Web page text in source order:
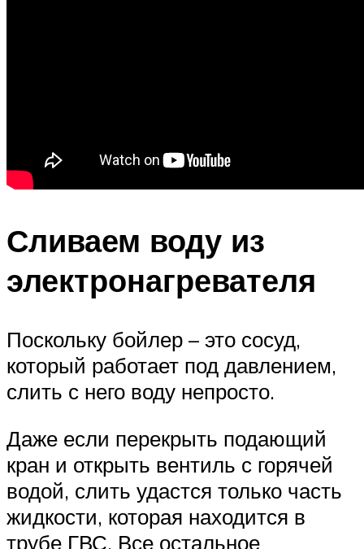
Сливаем воду из
электронагревателя
Поскольку бойлер – это сосуд,
который работает под давлением,
слить с него воду непросто.
Даже если перекрыть подающий
кран и открыть вентиль с горячей
водой, слить удастся только часть
жидкости, которая находится в
трубе ГВС. Все остальное